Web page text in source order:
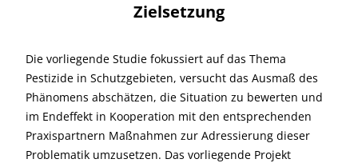
Zielsetzung
Die vorliegende Studie fokussiert auf das Thema
Pestizide in Schutzgebieten, versucht das Ausmaß des
Phänomens abschätzen, die Situation zu bewerten und
im Endeffekt in Kooperation mit den entsprechenden
Praxispartnern Maßnahmen zur Adressierung dieser
Problematik umzusetzen. Das vorliegende Projekt